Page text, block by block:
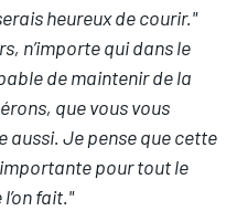
heureux de courir."
n’importe qui dans le
de maintenir de la
que vous vous
aussi. Je pense que cette
pour tout le
fait."